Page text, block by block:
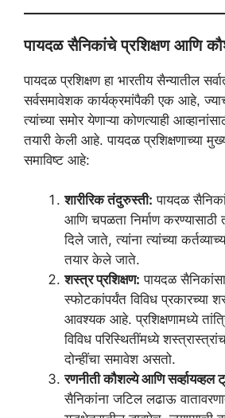
पायदळ सैनिकांचे प्रशिक्षण आणि
पायदळ प्रशिक्षण हा भारतीय सैन्यातील
सर्वसमावेशक कार्यक्रमांपैकी एक आहे,
त्यांच्या समोर येणाऱ्या कोणत्याही
तयारी केली आहे. पायदळ प्रशिक्षणाच्या
समाविष्ट आहे:
शारीरिक तंदुरुस्ती: पायदळ
आणि चपळता निर्माण करण्यासाठी
दिले जाते, त्यांना त्यांच्या
तयार केले जाते.
शस्त्र प्रशिक्षण: पायदळ
स्फोटकांपर्यंत विविध प्रकारच्या
आवश्यक आहे. प्रशिक्षणामध्ये
विविध परिस्थितींमध्ये
दोन्हींचा समावेश असतो.
रणनीती कौशल्ये आणि सर्व्हायव्हल
सैनिकांना जटिल लढाऊ